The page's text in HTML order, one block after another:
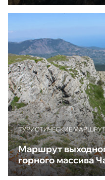
ТУРИСТИЧЕСКИЕ
Маршрут
горного массива